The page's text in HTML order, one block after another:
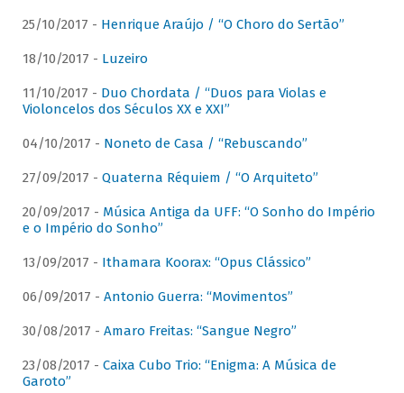
25/10/2017 - Henrique Araújo / “O Choro do Sertão”
18/10/2017 - Luzeiro
11/10/2017 - Duo Chordata / “Duos para Violas e
Violoncelos dos Séculos XX e XXI”
04/10/2017 - Noneto de Casa / “Rebuscando”
27/09/2017 - Quaterna Réquiem / “O Arquiteto”
20/09/2017 - Música Antiga da UFF: “O Sonho do Império
e o Império do Sonho”
13/09/2017 - Ithamara Koorax: “Opus Clássico”
06/09/2017 - Antonio Guerra: “Movimentos”
30/08/2017 - Amaro Freitas: “Sangue Negro”
23/08/2017 - Caixa Cubo Trio: “Enigma: A Música de
Garoto”